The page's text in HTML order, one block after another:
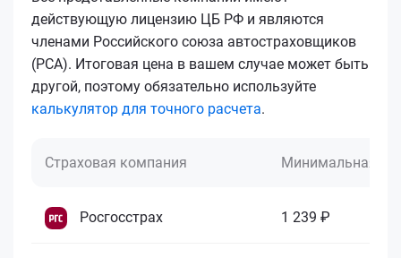
действующую лицензию ЦБ РФ и являются
членами Российского союза автостраховщиков
(РСА). Итоговая цена в вашем случае может быть
другой, поэтому обязательно используйте
калькулятор для точного расчета.
Страховая компания Минимальная
Росгосстрах 1 239 ₽